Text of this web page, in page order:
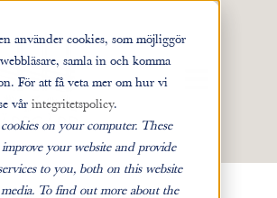
använder cookies, som möjliggör
samla in och komma
För att få veta mer om hur vi
vår integritetspolicy.
on your computer. These
your website and provide
to you, both on this website
To find out more about the